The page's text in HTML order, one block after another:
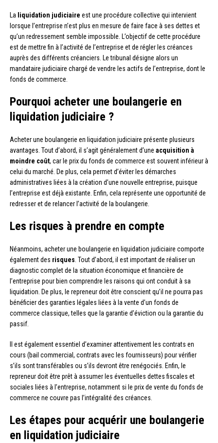
La liquidation judiciaire est une procédure collective qui intervient
lorsque l’entreprise n’est plus en mesure de faire face à ses dettes et
qu’un redressement semble impossible. L’objectif de cette procédure
est de mettre fin à l’activité de l’entreprise et de régler les créances
auprès des différents créanciers. Le tribunal désigne alors un
mandataire judiciaire chargé de vendre les actifs de l’entreprise, dont le
fonds de commerce.
Pourquoi acheter une boulangerie en
liquidation judiciaire ?
Acheter une boulangerie en liquidation judiciaire présente plusieurs
avantages. Tout d’abord, il s’agit généralement d’une acquisition à
moindre coût, car le prix du fonds de commerce est souvent inférieur à
celui du marché. De plus, cela permet d’éviter les démarches
administratives liées à la création d’une nouvelle entreprise, puisque
l’entreprise est déjà existante. Enfin, cela représente une opportunité de
redresser et de relancer l’activité de la boulangerie.
Les risques à prendre en compte
Néanmoins, acheter une boulangerie en liquidation judiciaire comporte
également des risques. Tout d’abord, il est important de réaliser un
diagnostic complet de la situation économique et financière de
l’entreprise pour bien comprendre les raisons qui ont conduit à sa
liquidation. De plus, le repreneur doit être conscient qu’il ne pourra pas
bénéficier des garanties légales liées à la vente d’un fonds de
commerce classique, telles que la garantie d’éviction ou la garantie du
passif.
Il est également essentiel d’examiner attentivement les contrats en
cours (bail commercial, contrats avec les fournisseurs) pour vérifier
s’ils sont transférables ou s’ils devront être renégociés. Enfin, le
repreneur doit être prêt à assumer les éventuelles dettes fiscales et
sociales liées à l’entreprise, notamment si le prix de vente du fonds de
commerce ne couvre pas l’intégralité des créances.
Les étapes pour acquérir une boulangerie
en liquidation judiciaire